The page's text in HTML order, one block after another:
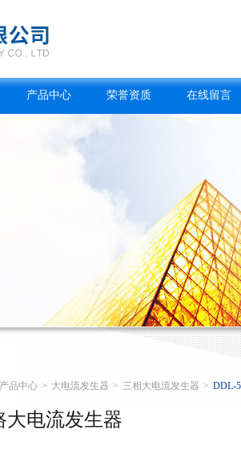
产品中心 荣誉资质 在线留言
产品中心 > 大电流发生器 > 三相大电流发生器 > DDL-
大电流发生器